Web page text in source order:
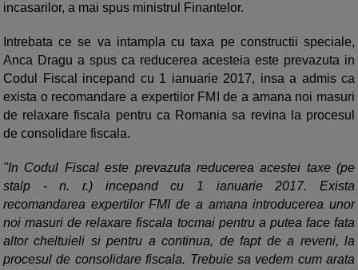
incasarilor, a mai spus ministrul Finantelor.
Intrebata ce se va intampla cu taxa pe constructii speciale,
Anca Dragu a spus ca reducerea acesteia este prevazuta in
Codul Fiscal incepand cu 1 ianuarie 2017, insa a admis ca
exista o recomandare a expertilor FMI de a amana noi masuri
de relaxare fiscala pentru ca Romania sa revina la procesul
de consolidare fiscala.
"In Codul Fiscal este prevazuta reducerea acestei taxe (pe
stalp - n. r.) incepand cu 1 ianuarie 2017. Exista
recomandarea expertilor FMI de a amana introducerea unor
noi masuri de relaxare fiscala tocmai pentru a putea face fata
altor cheltuieli si pentru a continua, de fapt de a reveni, la
procesul de consolidare fiscala. Trebuie sa vedem cum arata